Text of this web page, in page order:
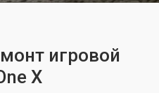
игровой
X